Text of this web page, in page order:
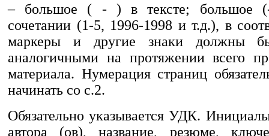
– большое ( - ) в тексте; большое
сочетании (1-5, 1996-1998 и т.д.), в
маркеры и другие знаки должны
аналогичными на протяжении всего
материала. Нумерация страниц
начинать со с.2.
Обязательно указывается УДК.
автора (ов), название, резюме,